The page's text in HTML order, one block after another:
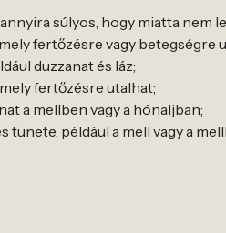
súlyos, hogy miatta nem
fertőzésre vagy betegségre
duzzanat és láz;
fertőzésre utalhat;
a mellben vagy a hónaljban;
tünete, például a mell vagy a